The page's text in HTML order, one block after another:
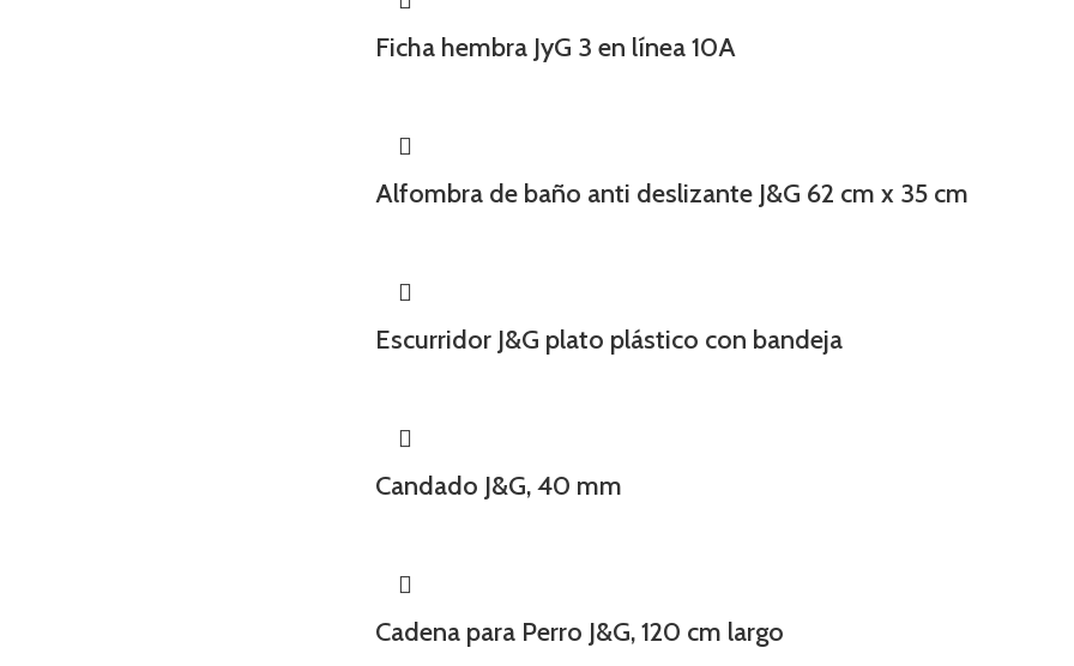
Ficha hembra JyG 3 en línea 10A
Alfombra de baño anti deslizante J&G 62 cm x 35 cm
Escurridor J&G plato plástico con bandeja
Candado J&G, 40 mm
Cadena para Perro J&G, 120 cm largo